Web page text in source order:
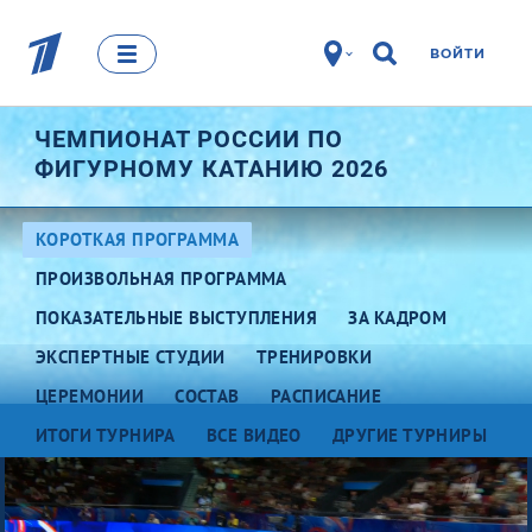
ВОЙТИ
ЧЕМПИОНАТ РОССИИ ПО
ФИГУРНОМУ КАТАНИЮ 2026
КОРОТКАЯ ПРОГРАММА
ПРОИЗВОЛЬНАЯ ПРОГРАММА
ПОКАЗАТЕЛЬНЫЕ ВЫСТУПЛЕНИЯ
ЗА КАДРОМ
ЭКСПЕРТНЫЕ СТУДИИ
ТРЕНИРОВКИ
ЦЕРЕМОНИИ
СОСТАВ
РАСПИСАНИЕ
ИТОГИ ТУРНИРА
ВСЕ ВИДЕО ДРУГИЕ ТУРНИРЫ